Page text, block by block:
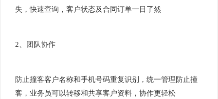
失，快速查询，客户状态及合同订单一目了然
2、团队协作
防止撞客客户名称和手机号码重复识别，统一管理防止撞
客，业务员可以转移和共享客户资料，协作更轻松